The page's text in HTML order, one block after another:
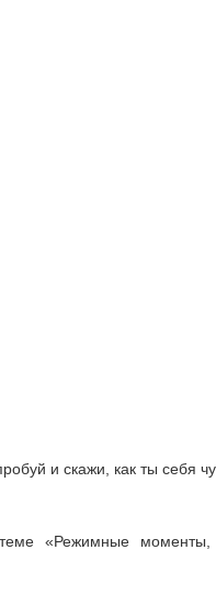
и скажи, как ты себя
«Режимные